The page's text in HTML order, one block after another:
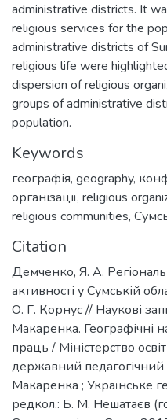
administrative districts. It
religious services for the
administrative districts of
religious life were
dispersion of religious
groups of administrative
population.
Keywords
географія, geography,
організації, religious
religious communities,
Citation
Демченко, Я. А.
активності у Сумській
О. Г. Корнус // Наукові
Макаренка. Географічні
праць / Міністерство
державний педагогічний
Макаренка ; Українське
редкол.: Б. М. Нешатаєв